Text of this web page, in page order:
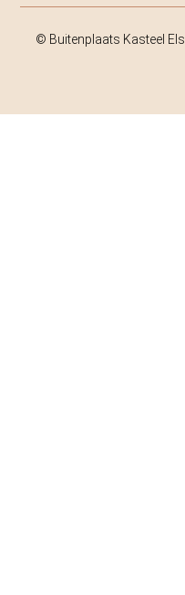
© Buitenplaats Kasteel